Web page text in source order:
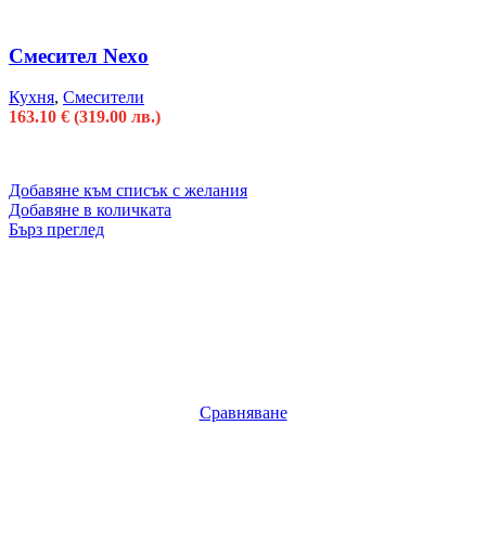
Смесител Nexo
Кухня, Смесители
163.10 € (319.00 лв.)
Добавяне към списък с желания
Добавяне в количката
Бърз преглед
Сравняване